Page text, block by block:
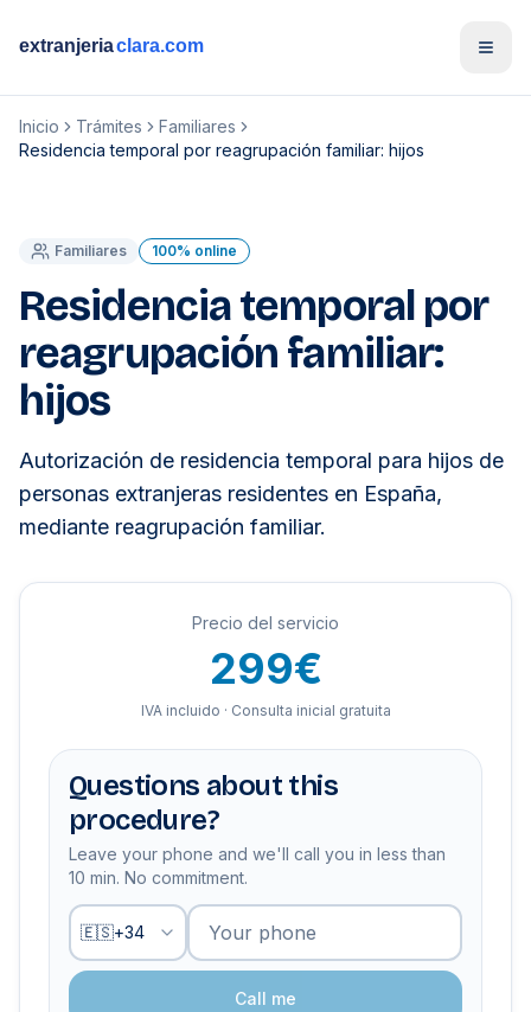
Inicio Trámites
Familiares
Residencia temporal por reagrupación familiar: hijos
Familiares 100% online
Residencia temporal por
reagrupación familiar:
hijos
Autorización de residencia temporal para hijos de
personas extranjeras residentes en España,
mediante reagrupación familiar.
Precio del servicio
299€
IVA incluido · Consulta inicial gratuita
Questions about this
procedure?
Leave your phone and we'll call you in less than
10 min. No commitment.
Your phone
🇪🇸+34
Call me